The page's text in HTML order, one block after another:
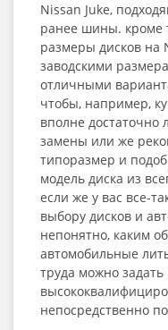
Nissan Juke,
ранее шины. кроме
размеры дисков на
заводскими
отличными
чтобы, например,
вполне достаточно
замены или же
типоразмер и
модель диска из
если же у вас все-
выбору дисков и
непонятно, каким
автомобильные
труда можно
непосредственно